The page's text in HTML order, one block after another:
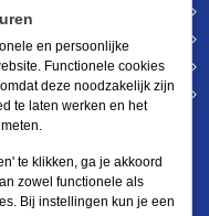
en persoonlijke
Functionele cookies
deze noodzakelijk zijn
te laten werken en het
te klikken, ga je akkoord
zowel functionele als
Bij instellingen kun je een